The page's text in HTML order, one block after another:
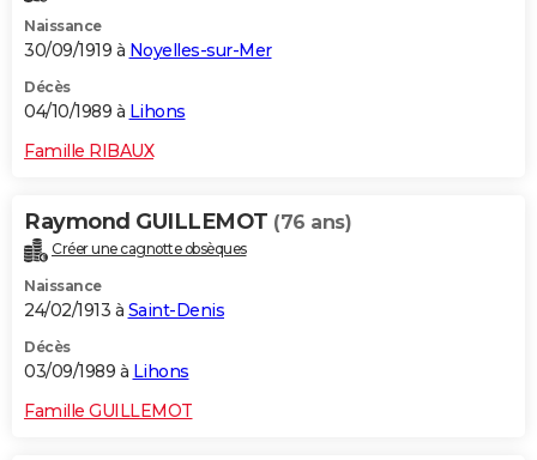
Naissance
30/09/1919 à Noyelles-sur-Mer
Décès
04/10/1989 à Lihons
Famille RIBAUX
Raymond GUILLEMOT (76 ans)
Créer une cagnotte obsèques
Naissance
24/02/1913 à Saint-Denis
Décès
03/09/1989 à Lihons
Famille GUILLEMOT